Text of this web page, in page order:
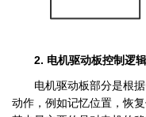
2. 电机驱动板控制逻辑
电机驱动板部分是根
动作，例如记忆位置，恢